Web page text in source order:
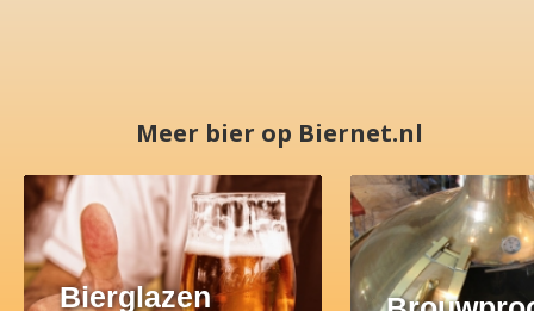
Meer bier op Biernet.nl
Bierglazen